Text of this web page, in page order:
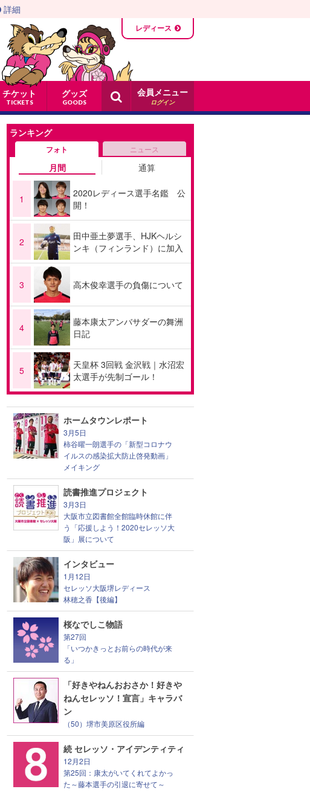
チケット
TICKETS
グッズ
GOODS
詳細
レディース
会員メニュー
ログイン
ランキング
フォト ニュース
月間 通算
1
2020レディース選手名鑑 公
開！
2
田中亜土夢選手、HJKヘルシ
ンキ（フィンランド）に加入
3 高木俊幸選手の負傷について
4
藤本康太アンバサダーの舞洲
日記
5
天皇杯 3回戦 金沢戦｜水沼宏
太選手が先制ゴール！
ホームタウンレポート
3月5日
柿谷曜一朗選手の「新型コロナウ
イルスの感染拡大防止啓発動画」
メイキング
読書推進プロジェクト
3月3日
大阪市立図書館全館臨時休館に伴
う「応援しよう！2020セレッソ大
阪」展について
インタビュー
1月12日
セレッソ大阪堺レディース
林穂之香【後編】
桜なでしこ物語
第27回
「いつかきっとお前らの時代が来
る」
「好きやねんおおさか！好きや
ねんセレッソ！宣言」キャラバ
ン
（50）堺市美原区役所編
続 セレッソ・アイデンティティ
12月2日
第25回：康太がいてくれてよかっ
た～藤本選手の引退に寄せて～